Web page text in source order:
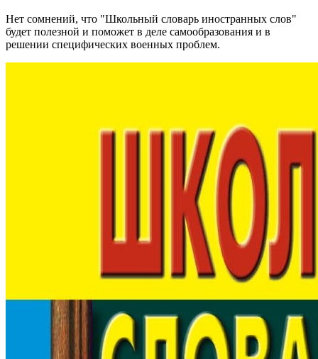
Нет сомнений, что "Школьный словарь иностранных слов"
будет полезной и поможет в деле самообразования и в
решении специфических военных проблем.